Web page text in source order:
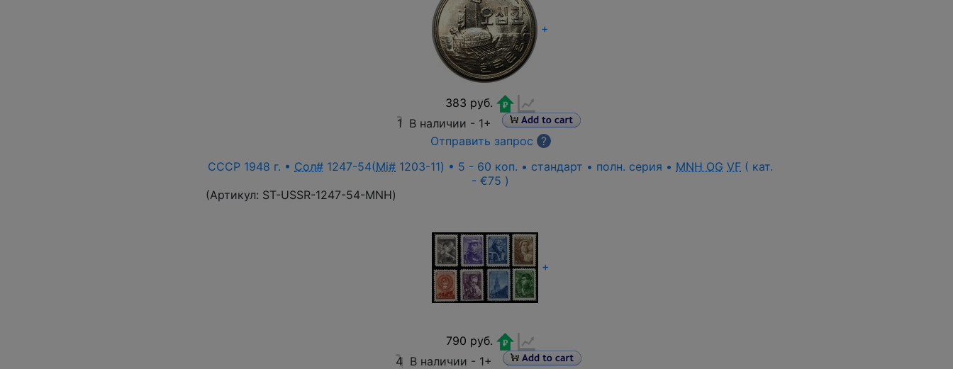
+
383 руб.
1 В наличии - 1+
Отправить запрос
?
СССР 1948 г. • Сол# 1247-54(Mi# 1203-11) • 5 - 60 коп. • стандарт • полн. серия • MNH OG VF ( кат.
- €75 )
(Артикул: ST-USSR-1247-54-MNH)
+
790 руб.
4 В наличии - 1+